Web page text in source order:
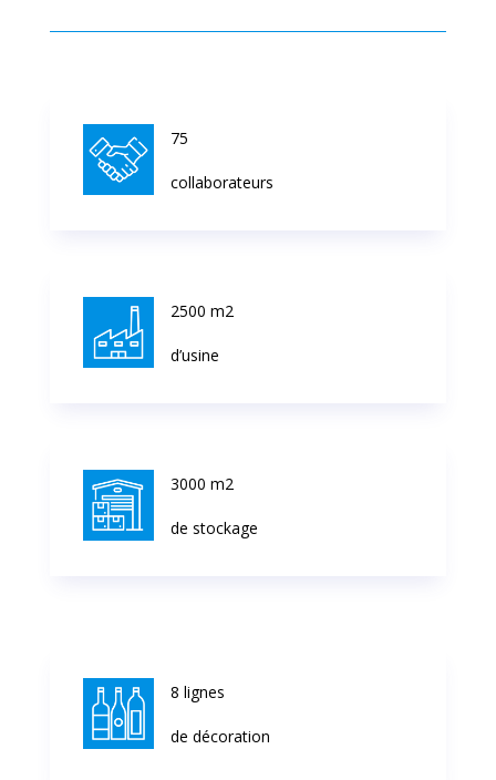
75
collaborateurs
2500 m2
d’usine
3000 m2
de stockage
8 lignes
de décoration